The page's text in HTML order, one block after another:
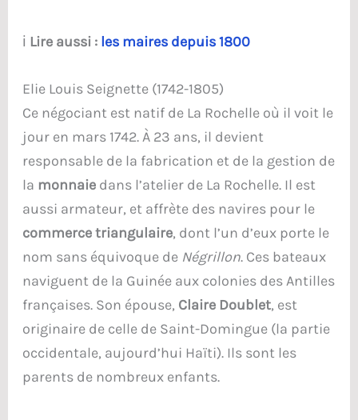
ℹ️ Lire aussi : les maires depuis 1800
Elie Louis Seignette (1742-1805)
Ce négociant est natif de La Rochelle où il voit le
jour en mars 1742. À 23 ans, il devient
responsable de la fabrication et de la gestion de
la monnaiedans l’atelier de La Rochelle. Il est
aussi armateur, et affrète des navires pour le
commerce triangulaire, dont l’un d’eux porte le
nom sans équivoque de Négrillon. Ces bateaux
naviguent de la Guinée aux colonies des Antilles
françaises. Son épouse, Claire Doublet, est
originaire de celle de Saint-Domingue (la partie
occidentale, aujourd’hui Haïti). Ils sont les
parents de nombreux enfants.